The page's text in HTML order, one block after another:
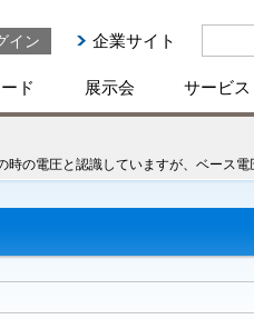
イン 企業サイト
ド 展示会 サービス
の電圧と認識していますが、ベー